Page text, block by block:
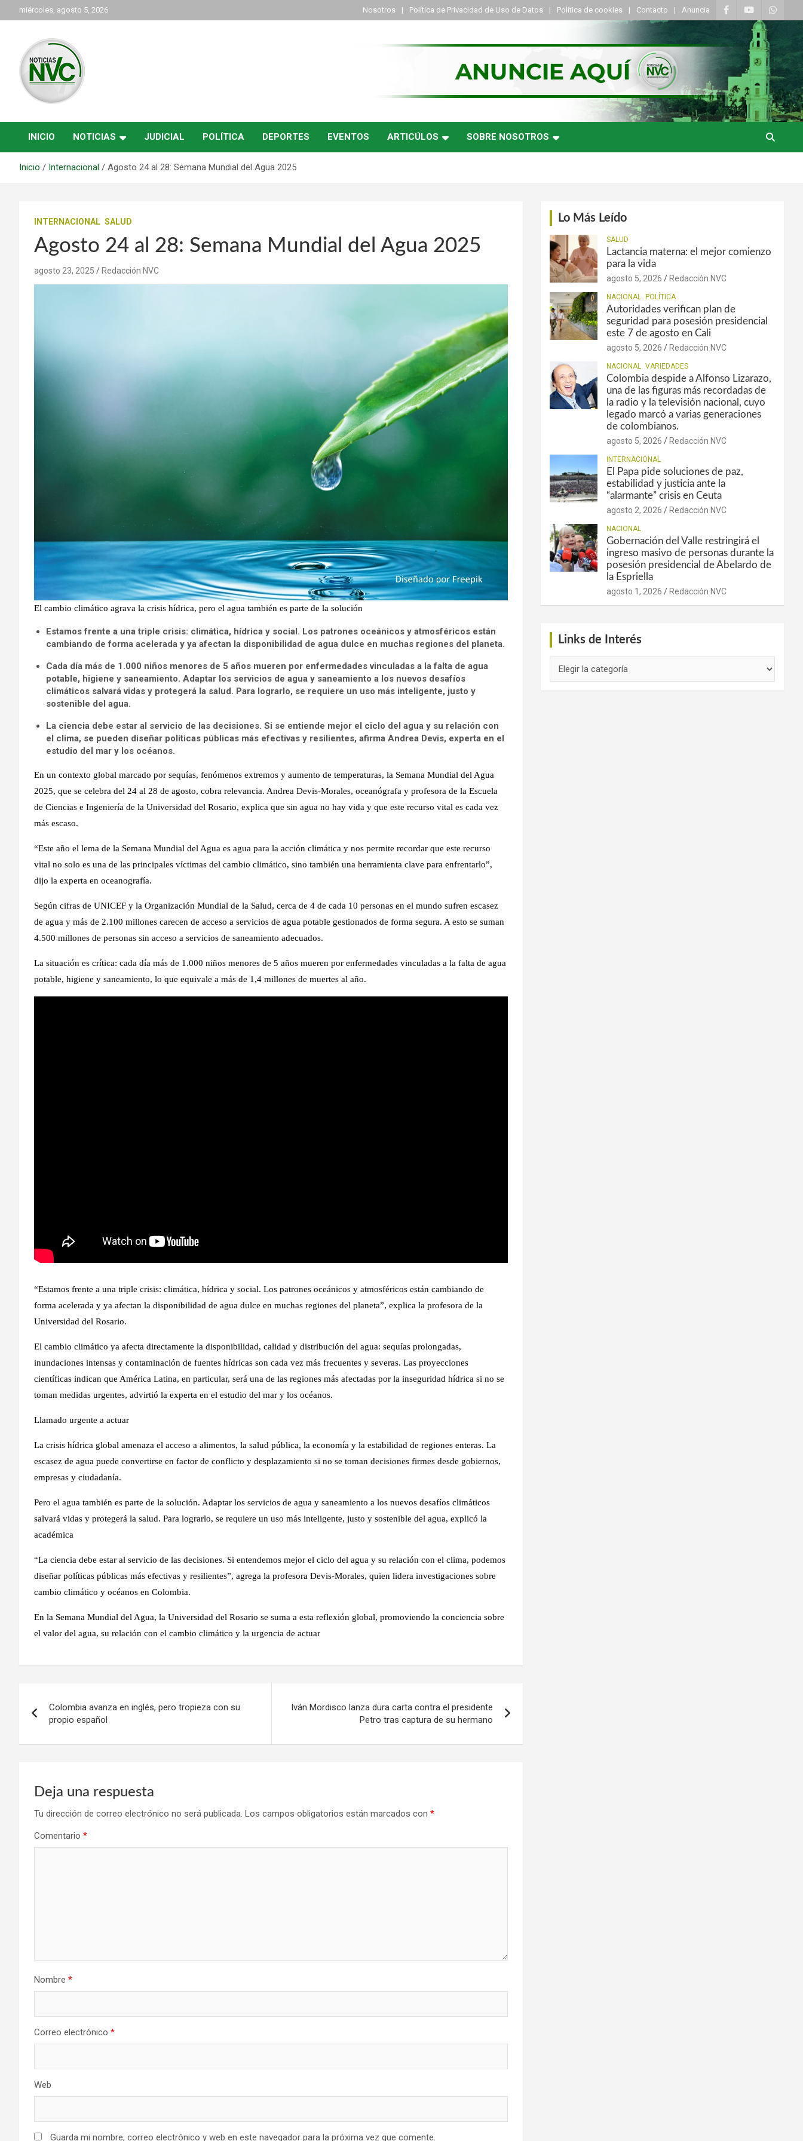
al
miércoles, agosto 5, 2026 Nosotros Política de Privacidad de Uso de Datos Política de cookies Contacto Anuncia
NVC Noticias
INICIO NOTICIAS JUDICIAL POLÍTICA DEPORTES EVENTOS ARTICÚLOS SOBRE NOSOTROS
Inicio Internacional Agosto 24 al 28: Semana Mundial del Agua 2025
INTERNACIONAL SALUD
Agosto 24 al 28: Semana Mundial del Agua 2025
agosto 23, 2025 Redacción NVC
El cambio climático agrava la crisis hídrica, pero el agua también es parte de la solución
Estamos frente a una triple crisis: climática, hídrica y social. Los patrones oceánicos y atmosféricos están
cambiando de forma acelerada y ya afectan la disponibilidad de agua dulce en muchas regiones del planeta.
Cada día más de 1.000 niños menores de 5 años mueren por enfermedades vinculadas a la falta de agua
potable, higiene y saneamiento. Adaptar los servicios de agua y saneamiento a los nuevos desafíos
climáticos salvará vidas y protegerá la salud. Para lograrlo, se requiere un uso más inteligente, justo y
sostenible del agua.
La ciencia debe estar al servicio de las decisiones. Si se entiende mejor el ciclo del agua y su relación con
el clima, se pueden diseñar políticas públicas más efectivas y resilientes, afirma Andrea Devis, experta en el
estudio del mar y los océanos.
En un contexto global marcado por sequías, fenómenos extremos y aumento de temperaturas, la Semana Mundial del Agua
2025, que se celebra del 24 al 28 de agosto, cobra relevancia. Andrea Devis-Morales, oceanógrafa y profesora de la Escuela
de Ciencias e Ingeniería de la Universidad del Rosario, explica que sin agua no hay vida y que este recurso vital es cada vez
más escaso.
“Este año el lema de la Semana Mundial del Agua es agua para la acción climática y nos permite recordar que este recurso
vital no solo es una de las principales víctimas del cambio climático, sino también una herramienta clave para enfrentarlo”,
dijo la experta en oceanografía.
Según cifras de UNICEF y la Organización Mundial de la Salud, cerca de 4 de cada 10 personas en el mundo sufren escasez
de agua y más de 2.100 millones carecen de acceso a servicios de agua potable gestionados de forma segura. A esto se suman
4.500 millones de personas sin acceso a servicios de saneamiento adecuados.
La situación es crítica: cada día más de 1.000 niños menores de 5 años mueren por enfermedades vinculadas a la falta de agua
potable, higiene y saneamiento, lo que equivale a más de 1,4 millones de muertes al año.
“Estamos frente a una triple crisis: climática, hídrica y social. Los patrones oceánicos y atmosféricos están cambiando de
forma acelerada y ya afectan la disponibilidad de agua dulce en muchas regiones del planeta”, explica la profesora de la
Universidad del Rosario.
El cambio climático ya afecta directamente la disponibilidad, calidad y distribución del agua: sequías prolongadas,
inundaciones intensas y contaminación de fuentes hídricas son cada vez más frecuentes y severas. Las proyecciones
científicas indican que América Latina, en particular, será una de las regiones más afectadas por la inseguridad hídrica si no se
toman medidas urgentes, advirtió la experta en el estudio del mar y los océanos.
Llamado urgente a actuar
La crisis hídrica global amenaza el acceso a alimentos, la salud pública, la economía y la estabilidad de regiones enteras. La
escasez de agua puede convertirse en factor de conflicto y desplazamiento si no se toman decisiones firmes desde gobiernos,
empresas y ciudadanía.
Pero el agua también es parte de la solución. Adaptar los servicios de agua y saneamiento a los nuevos desafíos climáticos
salvará vidas y protegerá la salud. Para lograrlo, se requiere un uso más inteligente, justo y sostenible del agua, explicó la
académica
“La ciencia debe estar al servicio de las decisiones. Si entendemos mejor el ciclo del agua y su relación con el clima, podemos
diseñar políticas públicas más efectivas y resilientes”, agrega la profesora Devis-Morales, quien lidera investigaciones sobre
cambio climático y océanos en Colombia.
En la Semana Mundial del Agua, la Universidad del Rosario se suma a esta reflexión global, promoviendo la conciencia sobre
el valor del agua, su relación con el cambio climático y la urgencia de actuar
de
entradas
Colombia avanza en inglés, pero tropieza con su
propio español
Iván Mordisco lanza dura carta contra el presidente
Petro tras captura de su hermano
Deja una respuesta
Tu dirección de correo electrónico no será publicada. Los campos obligatorios están marcados con *
Comentario *
Nombre *
Correo electrónico *
Web
Guarda mi nombre, correo electrónico y web en este navegador para la próxima vez que comente.
Lo Más Leído
SALUD
Lactancia materna: el mejor comienzo
para la vida
agosto 5, 2026 Redacción NVC
NACIONAL POLÍTICA
Autoridades verifican plan de
seguridad para posesión presidencial
este 7 de agosto en Cali
agosto 5, 2026 Redacción NVC
NACIONAL VARIEDADES
Colombia despide a Alfonso Lizarazo,
una de las figuras más recordadas de
la radio y la televisión nacional, cuyo
legado marcó a varias generaciones
de colombianos.
agosto 5, 2026 Redacción NVC
INTERNACIONAL
El Papa pide soluciones de paz,
estabilidad y justicia ante la
“alarmante” crisis en Ceuta
agosto 2, 2026 Redacción NVC
NACIONAL
Gobernación del Valle restringirá el
ingreso masivo de personas durante la
posesión presidencial de Abelardo de
la Espriella
agosto 1, 2026 Redacción NVC
Links de Interés
de